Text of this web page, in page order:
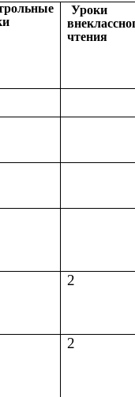
Уроки
чтения
2
2